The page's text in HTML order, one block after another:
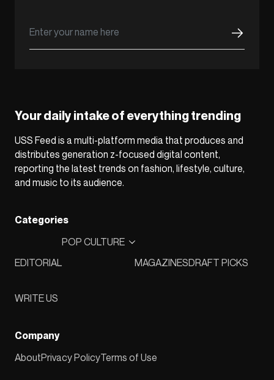
Your daily intake of everything trending
USS Feed is a multi-platform media that produces and
distributes generation z-focused digital content,
reporting the latest trends on fashion, lifestyle, culture,
and music to its audience.
Categories
EDITORIAL
POP CULTURE
MAGAZINESDRAFT PICKS
WRITE US
Company
AboutPrivacy PolicyTerms of Use